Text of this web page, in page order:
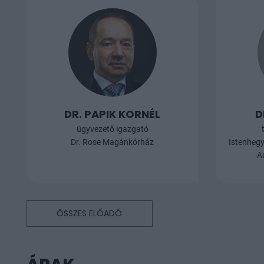
DR. PAPIK KORNÉL
ügyvezető igazgató
Dr. Rose Magánkórház
ÖSSZES ELŐADÓ